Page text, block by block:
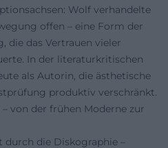
Wolf verhandelte
offen – eine Form der
die das Vertrauen vieler
In der literaturkritischen
als Autorin, die ästhetische
produktiv verschränkt.
von der frühen Moderne zur
durch die Diskographie –